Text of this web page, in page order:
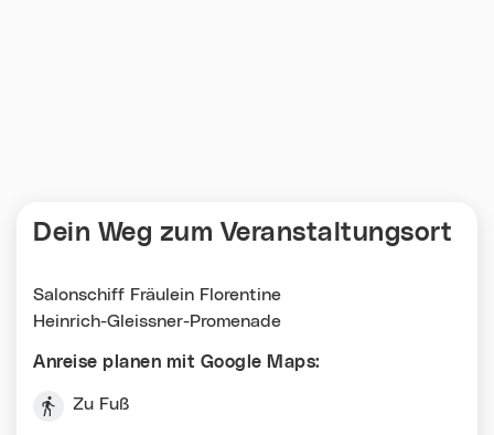
Dein Weg zum Veranstaltungsort
Salonschiff Fräulein Florentine
Heinrich-Gleissner-Promenade
Anreise planen mit Google Maps:
Zu Fuß